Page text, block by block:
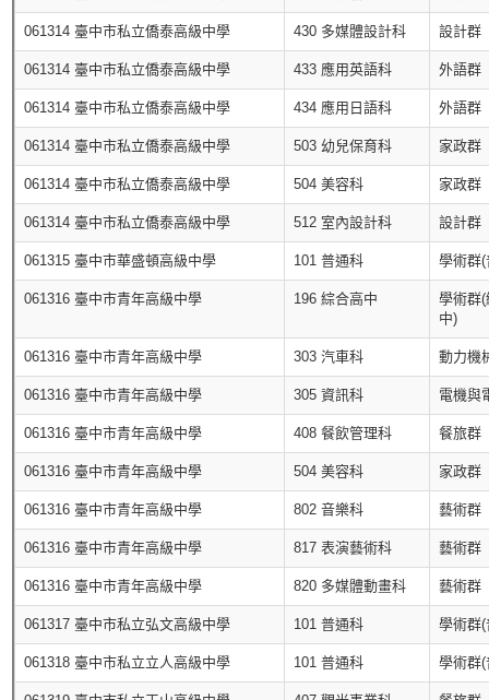
061314 臺中市私立僑泰高級中學 430 多媒體設計科 設計群
061314 臺中市私立僑泰高級中學 433 應用英語科 外語群
061314 臺中市私立僑泰高級中學 434 應用日語科 外語群
061314 臺中市私立僑泰高級中學 503 幼兒保育科 家政群
061314 臺中市私立僑泰高級中學 504 美容科 家政群
061314 臺中市私立僑泰高級中學 512 室內設計科 設計群
061315 臺中市華盛頓高級中學 101 普通科 學術群
061316 臺中市青年高級中學 196 綜合高中
學術群
中)
061316 臺中市青年高級中學 303 汽車科 動力機
061316 臺中市青年高級中學 305 資訊科 電機與
061316 臺中市青年高級中學 408 餐飲管理科 餐旅群
061316 臺中市青年高級中學 504 美容科 家政群
061316 臺中市青年高級中學 802 音樂科 藝術群
061316 臺中市青年高級中學 817 表演藝術科 藝術群
061316 臺中市青年高級中學 820 多媒體動畫科 藝術群
061317 臺中市私立弘文高級中學 101 普通科 學術群
061318 臺中市私立立人高級中學 101 普通科 學術群